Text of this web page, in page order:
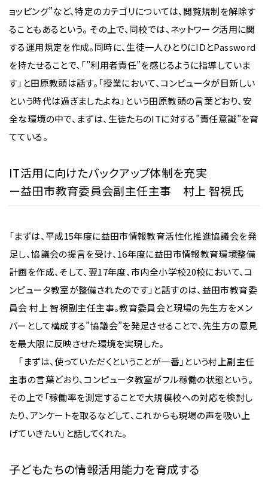
ョッピング”など、特定のカテゴリについては、閲覧規制を解除す
ることもあるという。 その上で、同校では、ネットワーク活用に関
する運用規定を作成。同時に、生徒一人ひとりにIDとPassword
を持たせることで、「”利用者責任”を感じるように指導していま
す」と田原教頭は話す。「授業において、コンピュータが目新しい
という時代は過ぎましたよね」という田原教頭の言葉どおり、安
全な環境の中で、まずは、生徒たちのITに対する”責任意識”を育
てている。
IT活用に向けたバックアップ体制を充実
ー益田市教育委員会副主任主事 村上 智視氏
「まずは、平成15年度に益田市情報教育活性化推進協議会を発
足し、協議会の提言を受け、16年度に益田市情報教育環境整備
計画を作成、そして、翌17年度、市内全小学校20校において、コ
ンピュータ教室が整備されたのです」と話すのは、益田市教育委
員会 村上 智視副主任主事。教育委員会と現場の先生方をメン
バーとして構成する”協議会”を発足させることで、先生方の意見
を最大限に反映させた環境を実現した。
「まずは、使っていただくということが一番」という村上副主任
主事の言葉どおり、コンピュータ教室がフル稼働の状態という。
その上で「稼働率を測定することで大規模校への対応を検討し
たり、アンケートを取るなどして、これからも現場の声を吸い上
げていきたい」と話してくれた。
子どもたちの情報活用能力を育成する